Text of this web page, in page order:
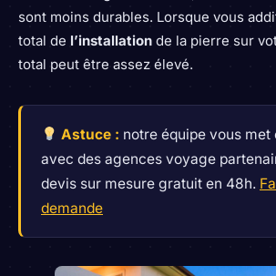
sont moins durables. Lorsque vous
total de l’installation de la pierre sur
total peut être assez élevé.
Astuce : notre équipe vous met
avec des agences voyage
devis sur mesure gratuit en 48h.
demande